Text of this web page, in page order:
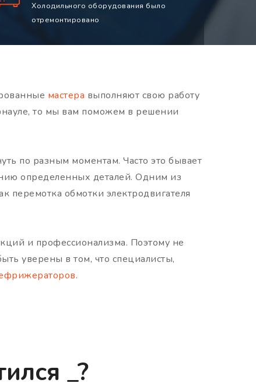
Холодильного оборудования было
отремонтировано
мастера выполняют свою работу
то мы вам поможем в решении
по разным моментам. Часто это бывает
определенных деталей. Одним из
перемотка обмотки электродвигателя
и профессионализма. Поэтому не
уверены в том, что специалисты,
.
_?